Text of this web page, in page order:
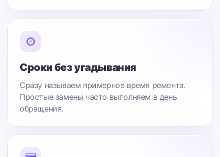
Сроки без угадывания
Сразу называем примерное время ремонта.
Простые замены часто выполняем в день
обращения.